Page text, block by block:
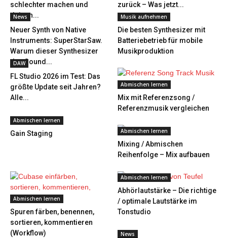
schlechter machen und
deinen...
zurück – Was jetzt...
News
Neuer Synth von Native
Instruments: SuperStarSaw.
Warum dieser Synthesizer
den Sound...
Musik aufnehmen
Die besten Synthesizer mit
Batteriebetrieb für mobile
Musikproduktion
DAW
FL Studio 2026 im Test: Das
größte Update seit Jahren?
Alle...
Abmischen lernen
Mix mit Referenzsong /
Referenzmusik vergleichen
Abmischen lernen
Gain Staging Abmischen lernen
Mixing / Abmischen
Reihenfolge – Mix aufbauen
Abmischen lernen
Spuren färben, benennen,
sortieren, kommentieren
(Workflow)
Abmischen lernen
Abhörlautstärke – Die richtige
/ optimale Lautstärke im
Tonstudio
News